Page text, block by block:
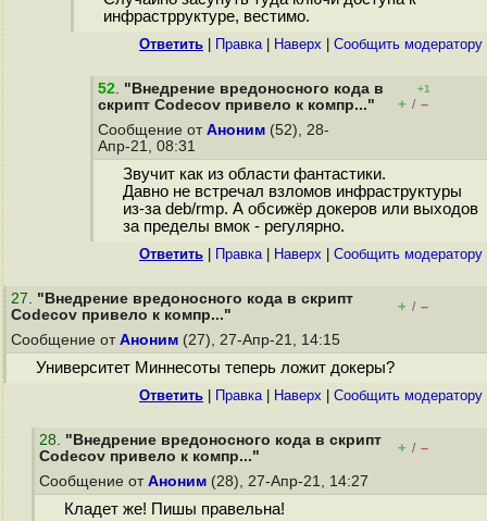
инфрастрруктуре, вестимо.
Ответить Правка| Наверх Cообщить модератору
52. "Внедрение вредоносного кода в
скрипт Codecov привело к компр..."
+1
+ / –
Сообщение от Аноним (52), 28-
Апр-21, 08:31
Звучит как из области фантастики.
Давно не встречал взломов инфраструктуры
из-за deb/rmp. А обсижёр докеров или выходов
за пределы вмок - регулярно.
Ответить Правка| Наверх Cообщить модератору
27. "Внедрение вредоносного кода в скрипт
Codecov привело к компр..."
+ / –
Сообщение от Аноним (27), 27-Апр-21, 14:15
Университет Миннесоты теперь ложит докеры?
Ответить Правка| Наверх Cообщить модератору
28. "Внедрение вредоносного кода в скрипт
Codecov привело к компр..."
+ / –
Сообщение от Аноним (28), 27-Апр-21, 14:27
Кладет же! Пишы правельна!